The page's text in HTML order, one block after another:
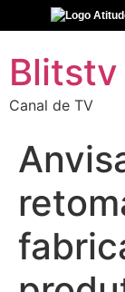
Blitstv
Canal de TV